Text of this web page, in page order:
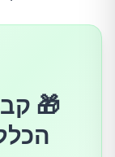
הסיכונים
המלצות
מתי כן